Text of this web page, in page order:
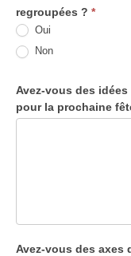
regroupées ? *
Oui
Non
Avez-vous des
pour la prochaine
Avez-vous des axes